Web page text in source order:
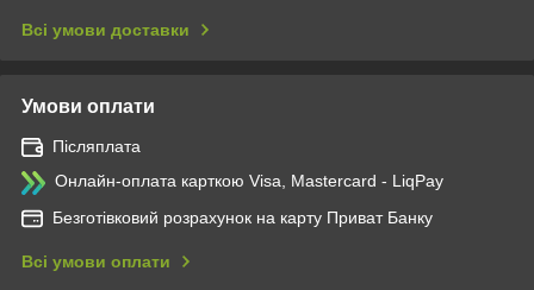
Всі умови доставки
Умови оплати
Післяплата
Онлайн-оплата карткою Visa, Mastercard - LiqPay
Безготівковий розрахунок на карту Приват Банку
Всі умови оплати